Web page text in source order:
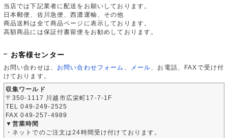
当店では下記業者に配送をお願いしております。
日本郵便、佐川急便、西濃運輸、その他
商品送料は全て商品ページに表示しております。
高額商品には保証付書留便をお勧めしております。
お客様センター
お問い合わせは、 お問い合わせフォーム メール 、お電話、FAXで受け付
けております。
収集ワールド
〒350-1117 川越市広栄町17-7-1F
TEL 049-249-2525
FAX 049-257-4989
▼営業時間
・ネットでのご注文は24時間受け付けております。